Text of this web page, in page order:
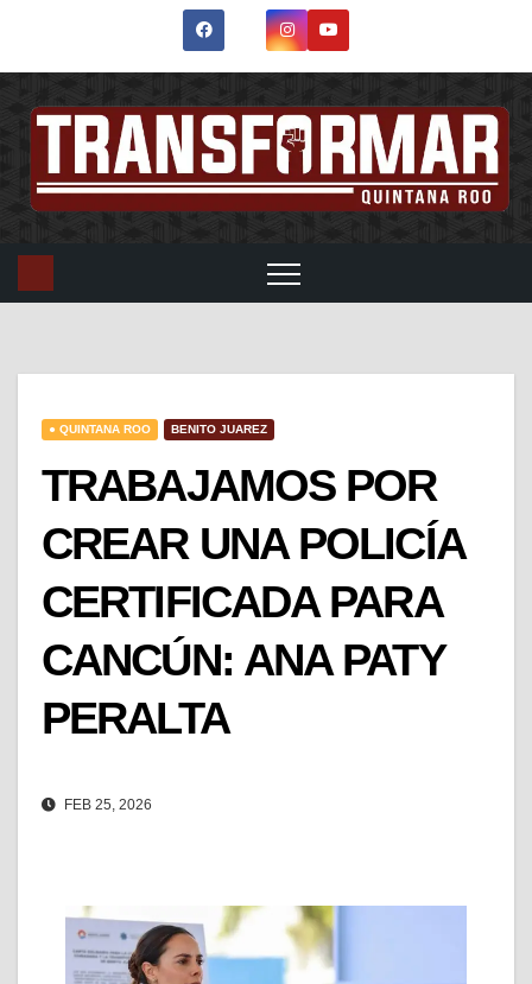
● QUINTANA ROO BENITO JUAREZ
TRABAJAMOS POR
CREAR UNA POLICÍA
CERTIFICADA PARA
CANCÚN: ANA PATY
PERALTA
FEB 25, 2026